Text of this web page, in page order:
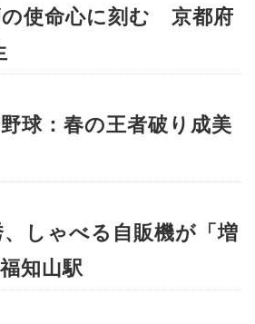
使命心に刻む 京都府
球：春の王者破り成美
しゃべる自販機が「増
知山駅